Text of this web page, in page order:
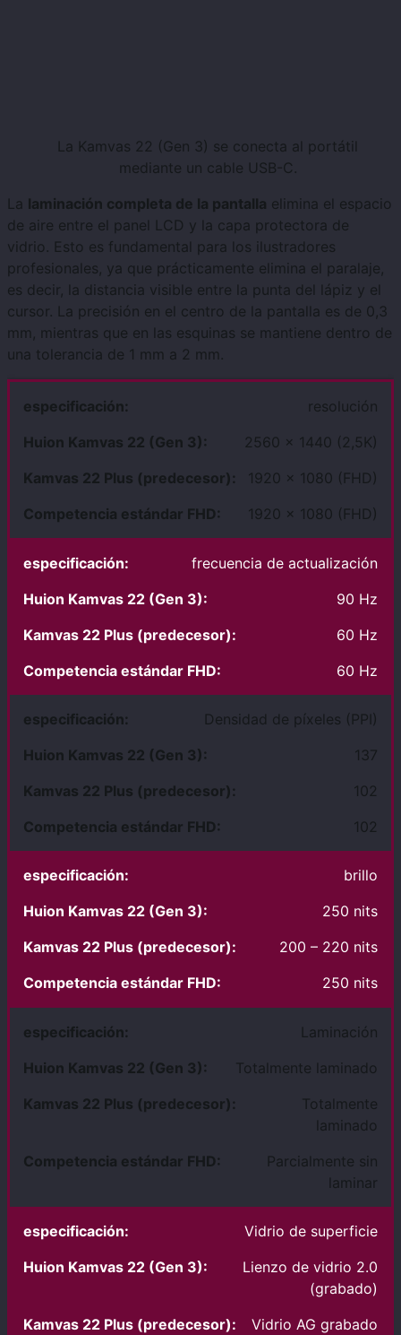
La Kamvas 22 (Gen 3) se conecta al portátil
mediante un cable USB-C.
La laminación completa de la pantalla elimina el espacio
de aire entre el panel LCD y la capa protectora de
vidrio. Esto es fundamental para los ilustradores
profesionales, ya que prácticamente elimina el paralaje,
es decir, la distancia visible entre la punta del lápiz y el
cursor. La precisión en el centro de la pantalla es de 0,3
mm, mientras que en las esquinas se mantiene dentro de
una tolerancia de 1 mm a 2 mm.
resolución
2560 x 1440 (2,5K)
1920 x 1080 (FHD)
1920 x 1080 (FHD)
frecuencia de actualización
90 Hz
60 Hz
60 Hz
Densidad de píxeles (PPI)
137
102
102
brillo
250 nits
200 – 220 nits
250 nits
Laminación
Totalmente laminado
Totalmente
laminado
Parcialmente sin
laminar
Vidrio de superficie
Lienzo de vidrio 2.0
(grabado)
Vidrio AG grabado